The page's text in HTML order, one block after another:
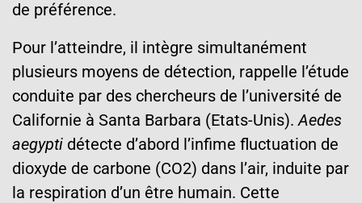
de préférence.
Pour l’atteindre, il intègre simultanément
plusieurs moyens de détection, rappelle l’étude
conduite par des chercheurs de l’université de
Californie à Santa Barbara (Etats-Unis).Aedes
aegypti détecte d’abord l’infime fluctuation de
dioxyde de carbone (CO2) dans l’air, induite par
la respiration d’un être humain. Cette